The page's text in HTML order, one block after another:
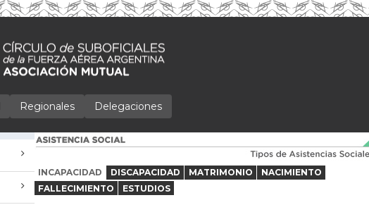
Regionales Delegaciones
INCAPACIDAD DISCAPACIDAD MATRIMONIO
NACIMIENTO
FALLECIMIENTO
ESTUDIOS